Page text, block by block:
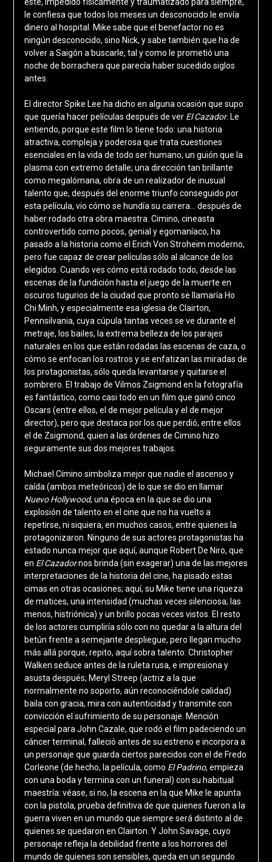
le confiesa que todos los meses un desconocido le envía
dinero al hospital. Mike sabe que el benefactor no es
ningún desconocido, sino Nick, y sabe también que ha de
volver a Saigón a buscarle, tal y como le prometió una
noche de borrachera que parecía haber sucedido siglos
antes.
El director Spike Lee ha dicho en alguna ocasión que supo
que quería hacer películas después de ver El Cazador. Le
entiendo, porque este film lo tiene todo: una historia
atractiva, compleja y poderosa que trata cuestiones
esenciales en la vida de todo ser humano; un guión que la
plasma con extremo detalle; una dirección tan brillante
como megalómana, obra de un realizador de inusual
talento que, después del enorme triunfo conseguido por
esta película, vio cómo se hundía su carrera… después de
haber rodado otra obra maestra. Cimino, cineasta
controvertido como pocos, genial y egomaníaco, ha
pasado a la historia como el Erich Von Stroheim moderno,
pero fue capaz de crear películas sólo al alcance de los
elegidos. Cuando ves cómo está rodado todo, desde las
escenas de la fundición hasta el juego de la muerte en
oscuros tugurios de la ciudad que pronto se llamaría Ho
Chi Minh, y especialmente esa iglesia de Clairton,
Pennsilvania, cuya cúpula tantas veces se ve durante el
metraje, los bailes, la extrema belleza de los parajes
naturales en los que están rodadas las escenas de caza, o
cómo se enfocan los rostros y se enfatizan las miradas de
los protagonistas, sólo queda levantarse y quitarse el
sombrero. El trabajo de Vilmos Zsigmond en la fotografía
es fantástico, como casi todo en un film que ganó cinco
Oscars (entre ellos, el de mejor película y el de mejor
director), pero que destaca por los que perdió, entre ellos
el de Zsigmond, quien a las órdenes de Cimino hizo
seguramente sus dos mejores trabajos.
Michael Cimino simboliza mejor que nadie el ascenso y
caída (ambos meteóricos) de lo que se dio en llamar
Nuevo Hollywood, una época en la que se dio una
explosión de talento en el cine que no ha vuelto a
repetirse, ni siquiera, en muchos casos, entre quienes la
protagonizaron. Ninguno de sus actores protagonistas ha
estado nunca mejor que aquí, aunque Robert De Niro, que
en El Cazadornos brinda (sin exagerar) una de las mejores
interpretaciones de la historia del cine, ha pisado estas
cimas en otras ocasiones; aquí, su Mike tiene una riqueza
de matices, una intensidad (muchas veces silenciosa; las
menos, histriónica) y un brillo pocas veces vistos. El resto
de los actores cumpliría sólo con no quedar a la altura del
betún frente a semejante despliegue, pero llegan mucho
más allá porque, repito, aquí sobra talento: Christopher
Walken seduce antes de la ruleta rusa, e impresiona y
asusta después; Meryl Streep (actriz a la que
normalmente no soporto, aún reconociéndole calidad)
baila con gracia, mira con autenticidad y transmite con
convicción el sufrimiento de su personaje. Mención
especial para John Cazale, que rodó el film padeciendo un
cáncer terminal, falleció antes de su estreno e incorpora a
un personaje que guarda ciertos parecidos con el de Fredo
Corleone (de hecho, la película, como El Padrino, empieza
con una boda y termina con un funeral) con su habitual
maestría: véase, si no, la escena en la que Mike le apunta
con la pistola, prueba definitiva de que quienes fueron a la
guerra viven en un mundo que siempre será distinto al de
quienes se quedaron en Clairton. Y John Savage, cuyo
personaje refleja la debilidad frente a los horrores del
mundo de quienes son sensibles, queda en un segundo